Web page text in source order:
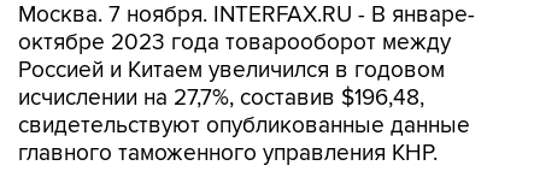
Москва. 7 ноября. INTERFAX.RU - В январе-
октябре 2023 года товарооборот между
Россией и Китаем увеличился в годовом
исчислении на 27,7%, составив $196,48,
свидетельствуют опубликованные данные
главного таможенного управления КНР.